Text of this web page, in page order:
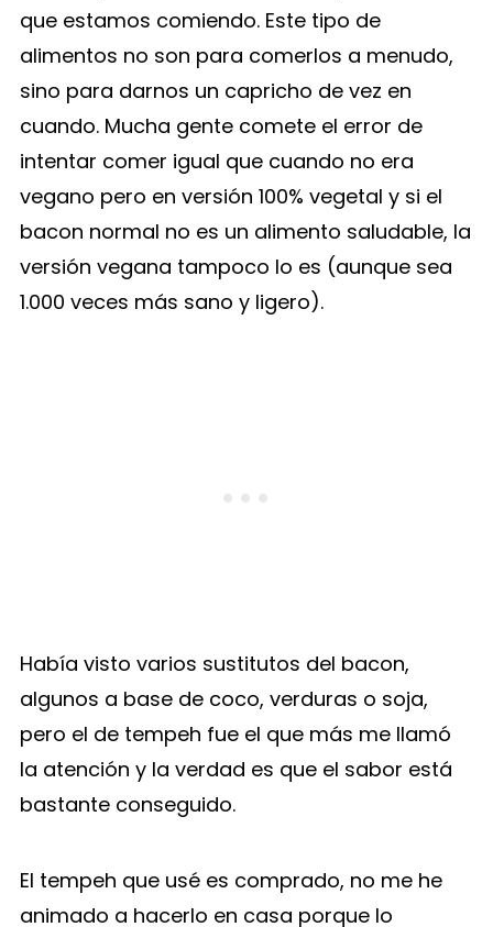
que estamos comiendo. Este tipo de
alimentos no son para comerlos a menudo,
sino para darnos un capricho de vez en
cuando. Mucha gente comete el error de
intentar comer igual que cuando no era
vegano pero en versión 100% vegetal y si el
bacon normal no es un alimento saludable, la
versión vegana tampoco lo es (aunque sea
1.000 veces más sano y ligero).
Había visto varios sustitutos del bacon,
algunos a base de coco, verduras o soja,
pero el de tempeh fue el que más me llamó
la atención y la verdad es que el sabor está
bastante conseguido.
El tempeh que usé es comprado, no me he
animado a hacerlo en casa porque lo